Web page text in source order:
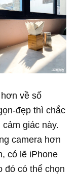
về số
đẹp thì chắc
giác này.
camera hơn
có lẽ iPhone
đó có thể chọn